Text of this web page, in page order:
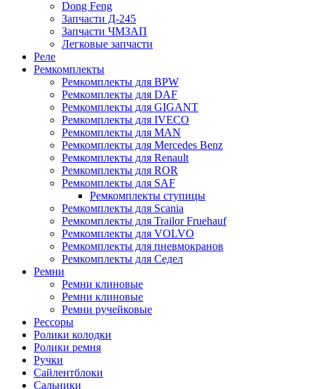
Dong Feng
Запчасти Д-245
Запчасти ЧМЗАП
Легковые запчасти
Реле
Ремкомплекты
Ремкомплекты для BPW
Ремкомплекты для DAF
Ремкомплекты для GIGANT
Ремкомплекты для IVECO
Ремкомплекты для MAN
Ремкомплекты для Mercedes Benz
Ремкомплекты для Renault
Ремкомплекты для ROR
Ремкомплекты для SAF
Ремкомплекты ступицы
Ремкомплекты для Scania
Ремкомплекты для Trailor Fruehauf
Ремкомплекты для VOLVO
Ремкомплекты для пневмокранов
Ремкомплекты для Седел
Ремни
Ремни клиновые
Ремни клиновые
Ремни ручейковые
Рессоры
Ролики колодки
Ролики ремня
Ручки
Сайлентблоки
Сальники